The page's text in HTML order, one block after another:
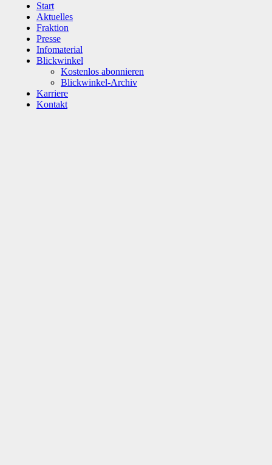
Start
Aktuelles
Fraktion
Presse
Infomaterial
Blickwinkel
Kostenlos abonnieren
Blickwinkel-Archiv
Karriere
Kontakt